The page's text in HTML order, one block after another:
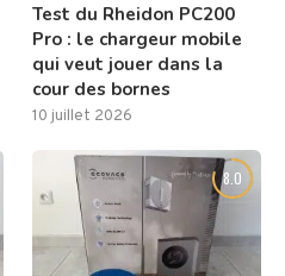
Test du Rheidon PC200
Pro : le chargeur mobile
qui veut jouer dans la
cour des bornes
10 juillet 2026
8.0